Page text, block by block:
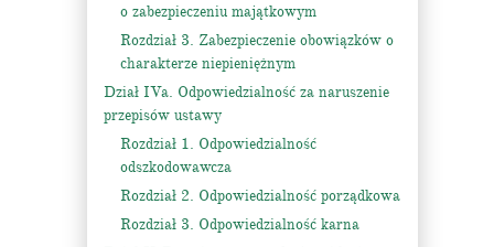
o zabezpieczeniu majątkowym
Rozdział 3. Zabezpieczenie obowiązków o
charakterze niepieniężnym
Dział IVa. Odpowiedzialność za naruszenie
przepisów ustawy
Rozdział 1. Odpowiedzialność
odszkodowawcza
Rozdział 2. Odpowiedzialność porządkowa
Rozdział 3. Odpowiedzialność karna